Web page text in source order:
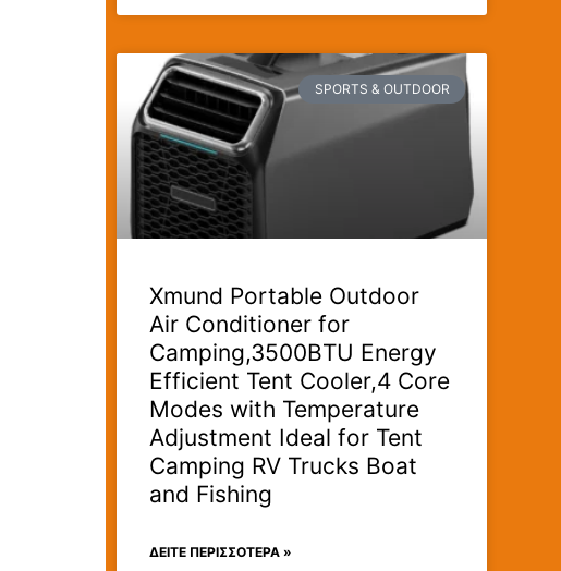
SPORTS & OUTDOOR
Xmund Portable Outdoor
Air Conditioner for
Camping,3500BTU Energy
Efficient Tent Cooler,4 Core
Modes with Temperature
Adjustment Ideal for Tent
Camping RV Trucks Boat
and Fishing
ΔΕΊΤΕ ΠΕΡΙΣΣΟΤΕΡΑ »